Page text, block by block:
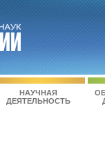
НАУЧНАЯ
ДЕЯТЕЛЬНОСТЬ